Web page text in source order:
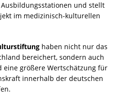
und stellt
im medizinisch-kulturellen
haben nicht nur das
bereichert, sondern auch
eine größere Wertschätzung für
innerhalb der deutschen